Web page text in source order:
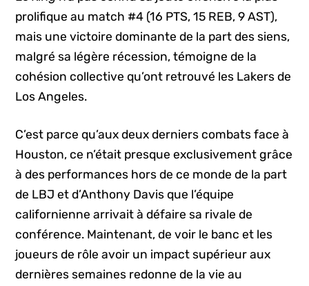
prolifique au match #4 (16 PTS, 15 REB, 9 AST),
mais une victoire dominante de la part des siens,
malgré sa légère récession, témoigne de la
cohésion collective qu’ont retrouvé les Lakers de
Los Angeles.
C’est parce qu’aux deux derniers combats face à
Houston, ce n’était presque exclusivement grâce
à des performances hors de ce monde de la part
de LBJ et d’Anthony Davis que l’équipe
californienne arrivait à défaire sa rivale de
conférence. Maintenant, de voir le banc et les
joueurs de rôle avoir un impact supérieur aux
dernières semaines redonne de la vie au